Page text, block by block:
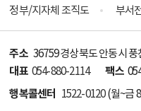
정부/지자체 조직도
부서
주소 36759 경상북도 안동시
대표 054-880-2114 팩스
행복콜센터 1522-0120(월~금